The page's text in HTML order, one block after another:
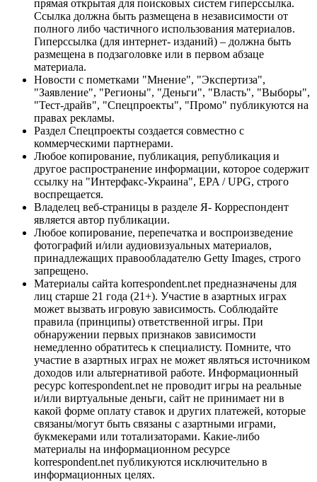
прямая открытая для поисковых систем гиперссылка.
Ссылка должна быть размещена в независимости от
полного либо частичного использования материалов.
Гиперссылка (для интернет- изданий) – должна быть
размещена в подзаголовке или в первом абзаце
материала.
Новости с пометками "Мнение", "Экспертиза",
"Заявление", "Регионы", "Деньги", "Власть", "Выборы",
"Тест-драйв", "Спецпроекты", "Промо" публикуются на
правах рекламы.
Раздел Спецпроекты создается совместно с
коммерческими партнерами.
Любое копирование, публикация, републикация и
другое распространение информации, которое содержит
ссылку на "Интерфакс-Украина", EPA / UPG, строго
воспрещается.
Владелец веб-страницы в разделе Я- Корреспондент
является автор публикации.
Любое копирование, перепечатка и воспроизведение
фотографий и/или аудиовизуальных материалов,
принадлежащих правообладателю Getty Images, строго
запрещено.
Материалы сайта korrespondent.net предназначены для
лиц старше 21 года (21+). Участие в азартных играх
может вызвать игровую зависимость. Соблюдайте
правила (принципы) ответственной игры. При
обнаружении первых признаков зависимости
немедленно обратитесь к специалисту. Помните, что
участие в азартных играх не может являться источником
доходов или альтернативой работе. Информационный
ресурс korrespondent.net не проводит игры на реальные
и/или виртуальные деньги, сайт не принимает ни в
какой форме оплату ставок и других платежей, которые
связаны/могут быть связаны с азартными играми,
букмекерами или тотализаторами. Какие-либо
материалы на информационном ресурсе
korrespondent.net публикуются исключительно в
информационных целях.